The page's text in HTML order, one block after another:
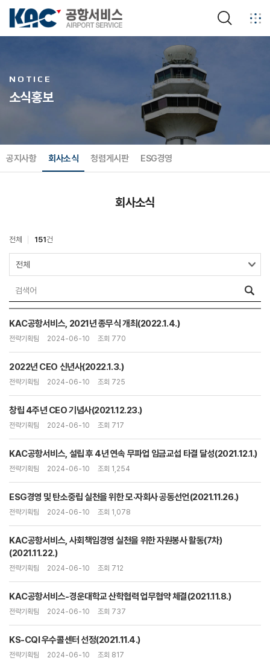
검색
NOTICE
소식홍보
공지사항 회사소식 청렴게시판 ESG경영
회사소식
전체 151건
KAC공항서비스, 2021년 종무식 개최(2022.1.4.)
전략기획팀 2024-06-10 조회 770
2022년 CEO 신년사(2022.1.3.)
전략기획팀 2024-06-10 조회 725
창립 4주년 CEO 기념사(2021.12.23.)
전략기획팀 2024-06-10 조회 717
KAC공항서비스, 설립 후 4년 연속 무파업 임금교섭 타결 달성(2021.12.1.)
전략기획팀 2024-06-10 조회 1,254
ESG경영 및 탄소중립 실천을 위한 모·자회사 공동선언(2021.11.26.)
전략기획팀 2024-06-10 조회 1,078
KAC공항서비스, 사회책임경영 실천을 위한 자원봉사 활동(7차)
(2021.11.22.)
전략기획팀 2024-06-10 조회 712
KAC공항서비스-경운대학교 산학협력 업무협약 체결(2021.11.8.)
전략기획팀 2024-06-10 조회 737
KS-CQI 우수콜센터 선정(2021.11.4.)
전략기획팀 2024-06-10 조회 817